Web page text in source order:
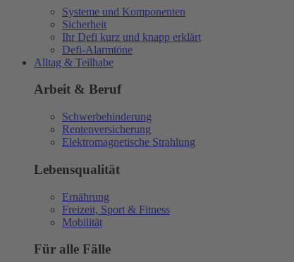
Systeme und Komponenten
Sicherheit
Ihr Defi kurz und knapp erklärt
Defi-Alarmtöne
Alltag & Teilhabe
Arbeit & Beruf
Schwerbehinderung
Rentenversicherung
Elektromagnetische Strahlung
Lebensqualität
Ernährung
Freizeit, Sport & Fitness
Mobilität
Für alle Fälle